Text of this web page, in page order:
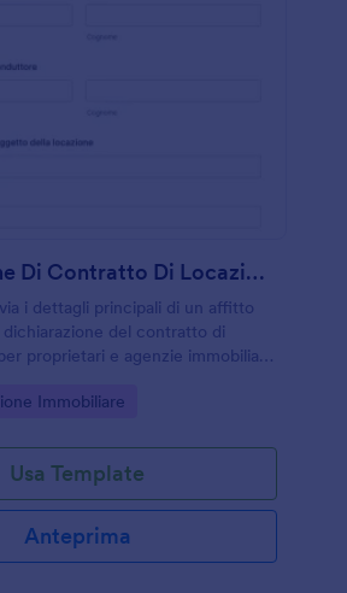
Dichiarazione Di Contratto Di Locazione Modulo
i dettagli principali di un affitto
del contratto di
proprietari e agenzie immobiliari
Immobiliare
Usa Template
Anteprima